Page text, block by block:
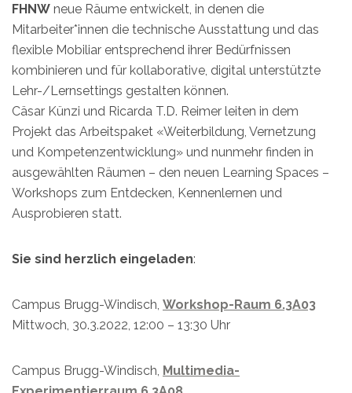
FHNW neue Räume entwickelt, in denen die
Mitarbeiter*innen die technische Ausstattung und das
flexible Mobiliar entsprechend ihrer Bedürfnissen
kombinieren und für kollaborative, digital unterstützte
Lehr-/Lernsettings gestalten können.
Cäsar Künzi und Ricarda T.D. Reimer leiten in dem
Projekt das Arbeitspaket «Weiterbildung, Vernetzung
und Kompetenzentwicklung» und nunmehr finden in
ausgewählten Räumen – den neuen Learning Spaces –
Workshops zum Entdecken, Kennenlernen und
Ausprobieren statt.
Sie sind herzlich eingeladen:
Campus Brugg-Windisch, Workshop-Raum 6.3A03
Mittwoch, 30.3.2022, 12:00 – 13:30 Uhr
Campus Brugg-Windisch, Multimedia-